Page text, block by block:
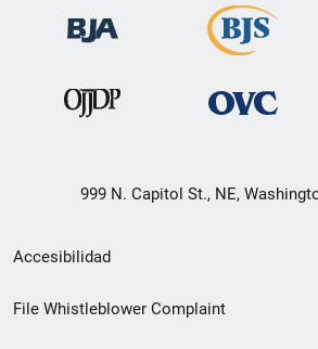
999 N. Capitol St., NE,
Menú
de
Accesibilidad
File Whistleblower Complaint